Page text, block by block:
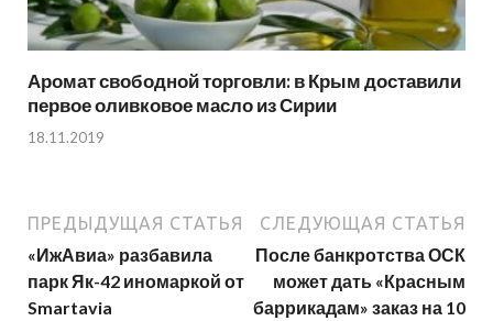
Аромат свободной торговли: в Крым доставили
первое оливковое масло из Сирии
18.11.2019
ПРЕДЫДУЩАЯ СТАТЬЯ
«ИжАвиа» разбавила
парк Як-42 иномаркой от
Smartavia
СЛЕДУЮЩАЯ СТАТЬЯ
После банкротства ОСК
может дать «Красным
баррикадам» заказ на 10